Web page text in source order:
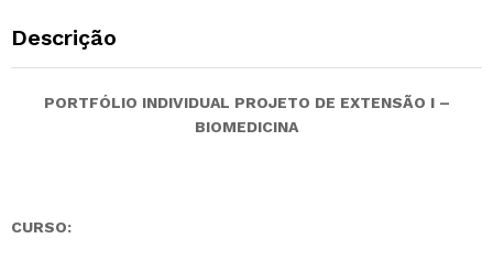
Descrição
PORTFÓLIO INDIVIDUAL PROJETO DE EXTENSÃO I –
BIOMEDICINA
CURSO: